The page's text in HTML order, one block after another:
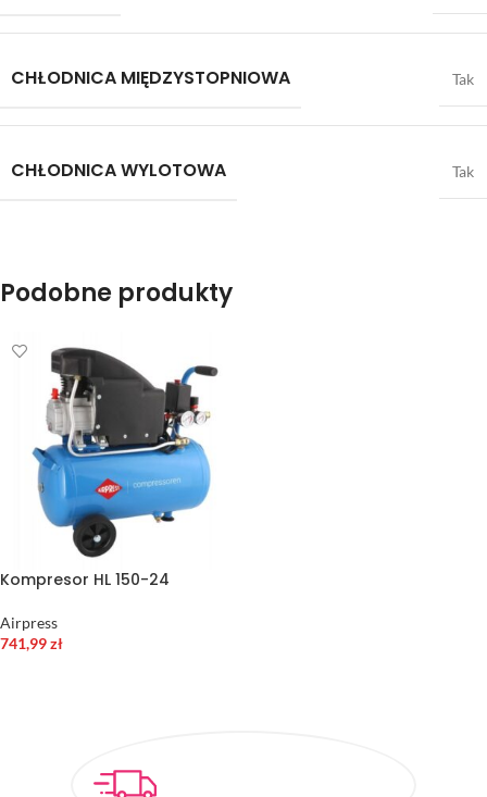
CHŁODNICA MIĘDZYSTOPNIOWA Tak
CHŁODNICA WYLOTOWA Tak
Podobne produkty
Kompresor HL 150-24
Airpress
741,99zł